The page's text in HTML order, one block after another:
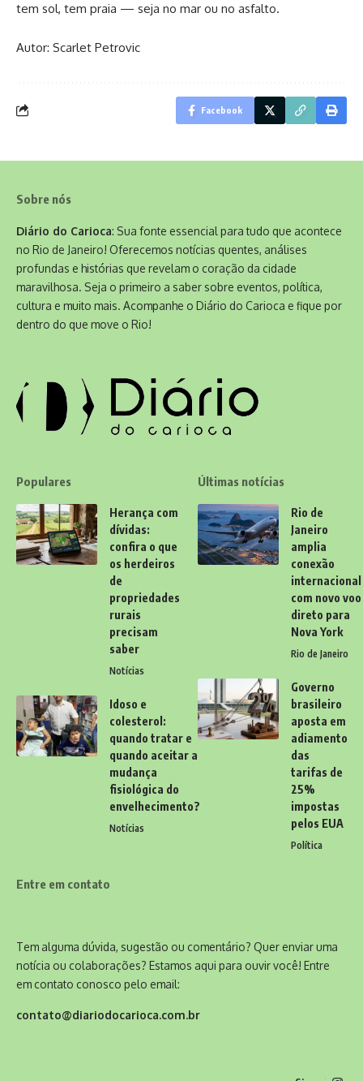
tem sol, tem praia — seja no mar ou no asfalto.
Autor: Scarlet Petrovic
Facebook
Sobre nós
Diário do Carioca: Sua fonte essencial para tudo que acontece
no Rio de Janeiro! Oferecemos notícias quentes, análises
profundas e histórias que revelam o coração da cidade
maravilhosa. Seja o primeiro a saber sobre eventos, política,
cultura e muito mais. Acompanhe o Diário do Carioca e fique por
dentro do que move o Rio!
Populares
Herança com
dívidas:
confira o que
os herdeiros
de
propriedades
rurais
precisam
saber
Notícias
Idoso e
colesterol:
quando tratar e
quando aceitar a
mudança
fisiológica do
envelhecimento?
Notícias
Últimas notícias
Rio de
Janeiro
amplia
conexão
internacional
com novo voo
direto para
Nova York
Rio de Janeiro
Governo
brasileiro
aposta em
adiamento
das
tarifas de
25%
impostas
pelos EUA
Política
Entre em contato
Tem alguma dúvida, sugestão ou comentário? Quer enviar uma
notícia ou colaborações? Estamos aqui para ouvir você! Entre
em contato conosco pelo email:
contato@diariodocarioca.com.br